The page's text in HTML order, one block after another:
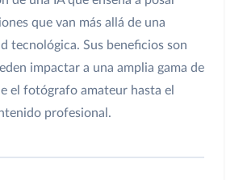
que van más allá de una
tecnológica. Sus beneficios son
impactar a una amplia gama de
el fotógrafo amateur hasta el
profesional.